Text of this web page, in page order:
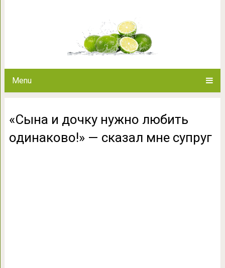
Menu
«Сына и дочку нужно любить
одинаково!» — сказал мне супруг